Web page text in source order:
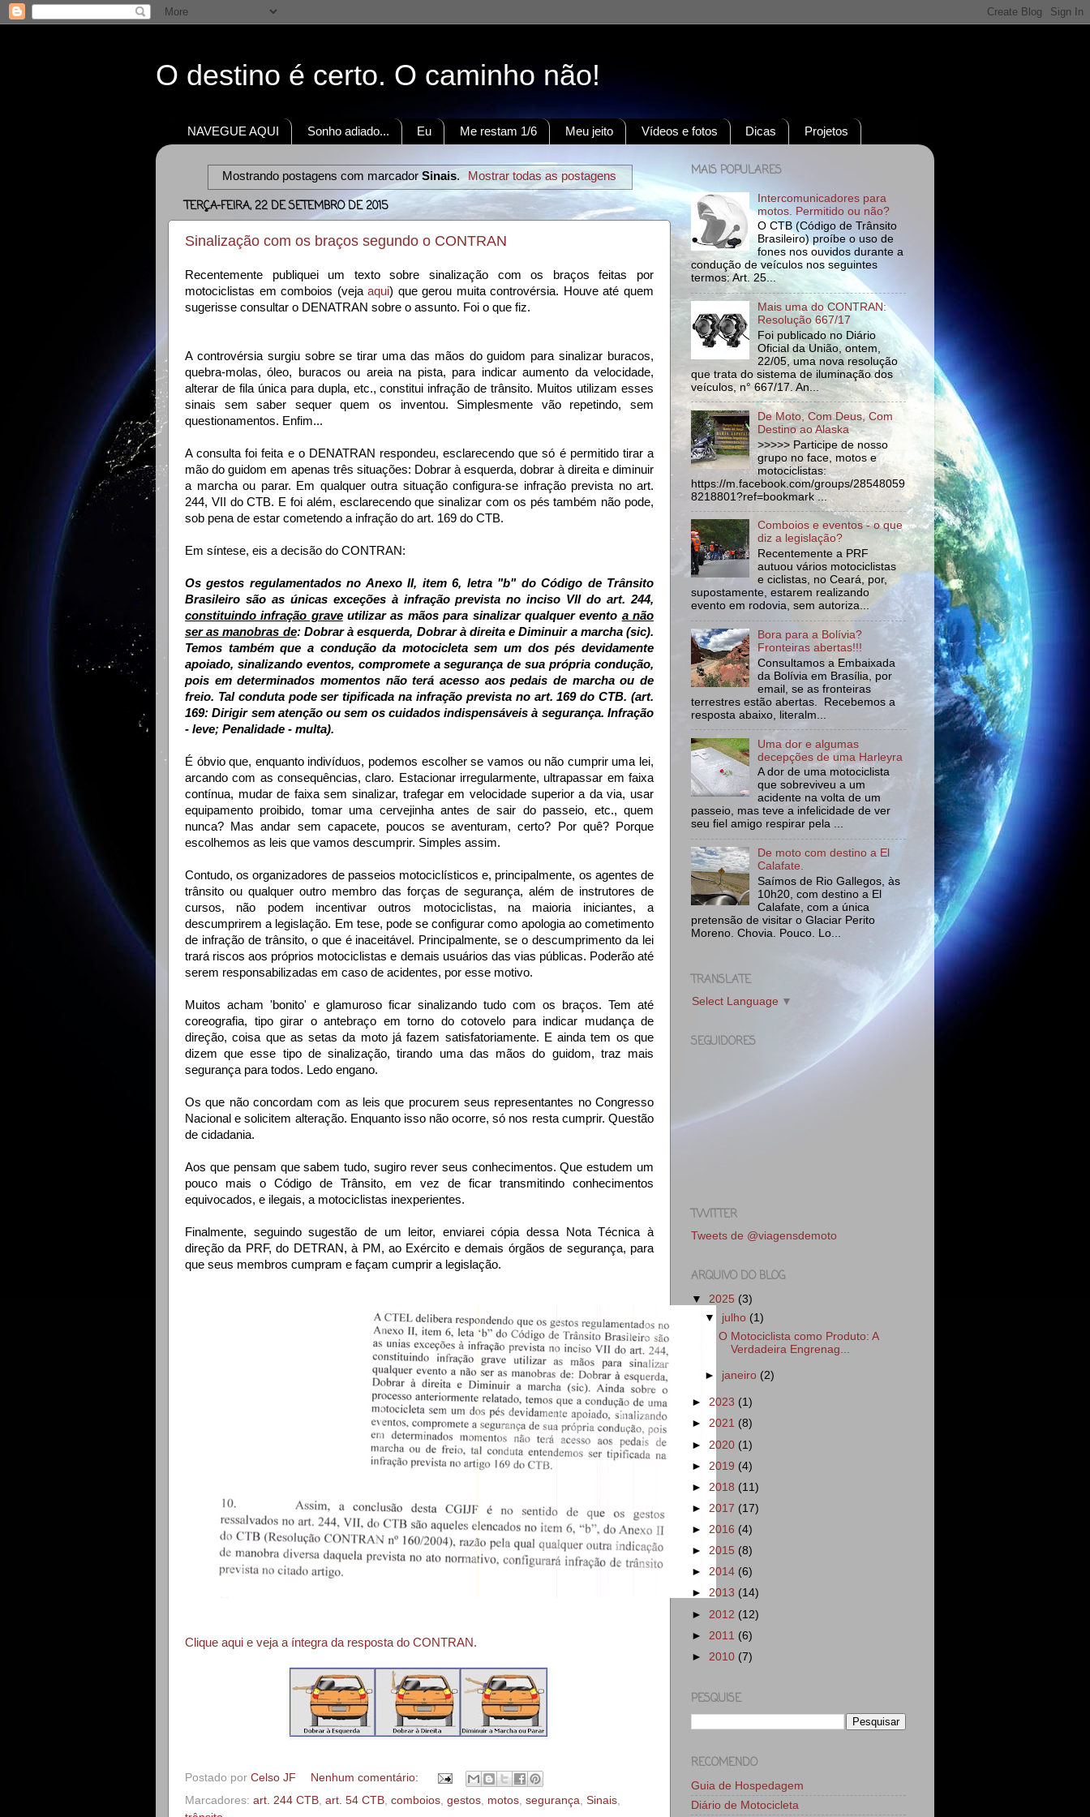
O destino é certo. O caminho não!
NAVEGUE AQUI Sonho adiado... Eu Me restam 1/6 Meu jeito Vídeos e fotos Dicas Projetos
Mostrando postagens com marcadorSinais. Mostrar todas as postagens
TERÇA-FEIRA, 22 DE SETEMBRO DE 2015
Sinalização com os braços segundo o CONTRAN
Recentemente publiquei um texto sobre sinalização com os braços feitas por
motociclistas em comboios (vejaaqui) que gerou muita controvérsia. Houve até quem
sugerisse consultar o DENATRAN sobre o assunto. Foi o que fiz.
A controvérsia surgiu sobre se tirar uma das mãos do guidom para sinalizar buracos,
quebra-molas, óleo, buracos ou areia na pista, para indicar aumento da velocidade,
alterar de fila única para dupla, etc., constitui infração de trânsito. Muitos utilizam esses
sinais sem saber sequer quem os inventou. Simplesmente vão repetindo, sem
questionamentos. Enfim...
A consulta foi feita e o DENATRAN respondeu, esclarecendo que só é permitido tirar a
mão do guidom em apenas três situações: Dobrar à esquerda, dobrar à direita e diminuir
a marcha ou parar. Em qualquer outra situação configura-se infração prevista no art.
244, VII do CTB. E foi além, esclarecendo que sinalizar com os pés também não pode,
sob pena de estar cometendo a infração do art. 169 do CTB.
Em síntese, eis a decisão do CONTRAN:
Os gestos regulamentados no Anexo II, item 6, letra "b" do Código de Trânsito
Brasileiro são as únicas exceções à infração prevista no inciso VII do art. 244,
constituindo infração graveutilizar as mãos para sinalizar qualquer evento a não
ser as manobras de: Dobrar à esquerda, Dobrar à direita e Diminuir a marcha (sic).
Temos também que a condução da motocicleta sem um dos pés devidamente
apoiado, sinalizando eventos, compromete a segurança de sua própria condução,
pois em determinados momentos não terá acesso aos pedais de marcha ou de
freio. Tal conduta pode ser tipificada na infração prevista no art. 169 do CTB. (art.
169: Dirigir sem atenção ou sem os cuidados indispensáveis à segurança. Infração
- leve; Penalidade - multa).
É óbvio que, enquanto indivíduos, podemos escolher se vamos ou não cumprir uma lei,
arcando com as consequências, claro. Estacionar irregularmente, ultrapassar em faixa
contínua, mudar de faixa sem sinalizar, trafegar em velocidade superior a da via, usar
equipamento proibido, tomar uma cervejinha antes de sair do passeio, etc., quem
nunca? Mas andar sem capacete, poucos se aventuram, certo? Por quê? Porque
escolhemos as leis que vamos descumprir. Simples assim.
Contudo, os organizadores de passeios motociclísticos e, principalmente, os agentes de
trânsito ou qualquer outro membro das forças de segurança, além de instrutores de
cursos, não podem incentivar outros motociclistas, na maioria iniciantes, a
descumprirem a legislação. Em tese, pode se configurar como apologia ao cometimento
de infração de trânsito, o que é inaceitável. Principalmente, se o descumprimento da lei
trará riscos aos próprios motociclistas e demais usuários das vias públicas. Poderão até
serem responsabilizadas em caso de acidentes, por esse motivo.
Muitos acham 'bonito' e glamuroso ficar sinalizando tudo com os braços. Tem até
coreografia, tipo girar o antebraço em torno do cotovelo para indicar mudança de
direção, coisa que as setas da moto já fazem satisfatoriamente. E ainda tem os que
dizem que esse tipo de sinalização, tirando uma das mãos do guidom, traz mais
segurança para todos. Ledo engano.
Os que não concordam com as leis que procurem seus representantes no Congresso
Nacional e solicitem alteração. Enquanto isso não ocorre, só nos resta cumprir. Questão
de cidadania.
Aos que pensam que sabem tudo, sugiro rever seus conhecimentos. Que estudem um
pouco mais o Código de Trânsito, em vez de ficar transmitindo conhecimentos
equivocados, e ilegais, a motociclistas inexperientes.
Finalmente, seguindo sugestão de um leitor, enviarei cópia dessa Nota Técnica à
direção da PRF, do DETRAN, à PM, ao Exército e demais órgãos de segurança, para
que seus membros cumpram e façam cumprir a legislação.
Clique aqui e veja a íntegra da resposta do CONTRAN.
Postado por Celso JF
Nenhum comentário:
Marcadores: art. 244 CTB, art. 54 CTB, comboios, gestos, motos, segurança, Sinais,
MAIS POPULARES
Intercomunicadores para
motos. Permitido ou não?
O CTB (Código de Trânsito
Brasileiro) proíbe o uso de
fones nos ouvidos durante a
condução de veículos nos seguintes
termos: Art. 25...
Mais uma do CONTRAN:
Resolução 667/17
Foi publicado no Diário
Oficial da União, ontem,
22/05, uma nova resolução
que trata do sistema de iluminação dos
veículos, n° 667/17. An...
De Moto, Com Deus, Com
Destino ao Alaska
>>>>> Participe de nosso
grupo no face, motos e
motociclistas:
https://m.facebook.com/groups/28548059
8218801?ref=bookmark ...
Comboios e eventos - o que
diz a legislação?
Recentemente a PRF
autuou vários motociclistas
e ciclistas, no Ceará, por,
supostamente, estarem realizando
evento em rodovia, sem autoriza...
Bora para a Bolívia?
Fronteiras abertas!!!
Consultamos a Embaixada
da Bolívia em Brasília, por
email, se as fronteiras
terrestres estão abertas. Recebemos a
resposta abaixo, literalm...
Uma dor e algumas
decepções de uma Harleyra
A dor de uma motociclista
que sobreviveu a um
acidente na volta de um
passeio, mas teve a infelicidade de ver
seu fiel amigo respirar pela ...
De moto com destino a El
Calafate.
Saímos de Rio Gallegos, às
10h20, com destino a El
Calafate, com a única
pretensão de visitar o Glaciar Perito
Moreno. Chovia. Pouco. Lo...
TRANSLATE
Select Language ▼
SEGUIDORES
TWITTER
Tweets de @viagensdemoto
ARQUIVO DO BLOG
▼ 2025 (3)
▼ julho (1)
O Motociclista como Produto: A
Verdadeira Engrenag...
► janeiro (2)
► 2023 (1)
► 2021 (8)
► 2020 (1)
► 2019 (4)
► 2018 (11)
► 2017 (17)
► 2016 (4)
► 2015 (8)
► 2014 (6)
► 2013 (14)
► 2012 (12)
► 2011 (6)
► 2010 (7)
PESQUISE
RECOMENDO
Guia de Hospedagem
Diário de Motocicleta